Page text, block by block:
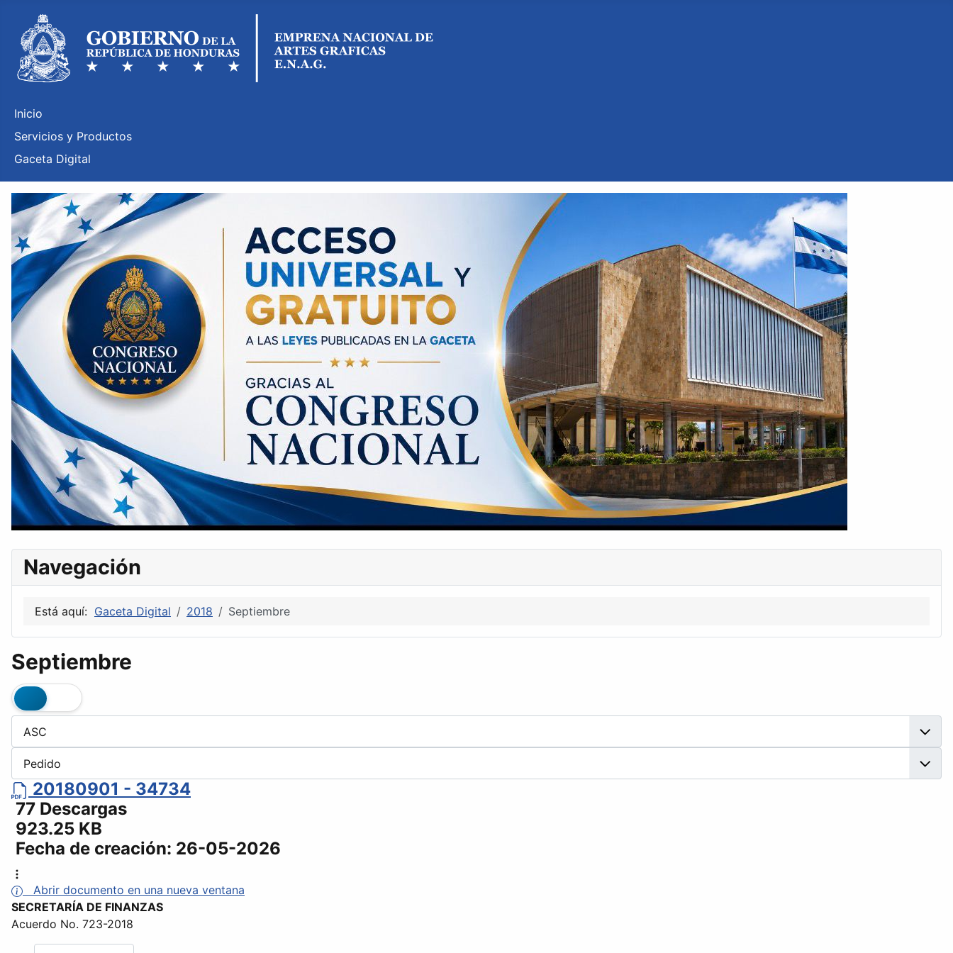
Inicio
Servicios y Productos
Gaceta Digital
Navegación
Está aquí: Gaceta Digital 2018 Septiembre
Septiembre
20180901 - 34734
77 Descargas
923.25 KB
Fecha de creación: 26-05-2026
Abrir documento en una nueva ventana
SECRETARÍA DE FINANZAS
Acuerdo No. 723-2018